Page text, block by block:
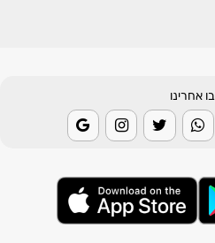
אחרינו